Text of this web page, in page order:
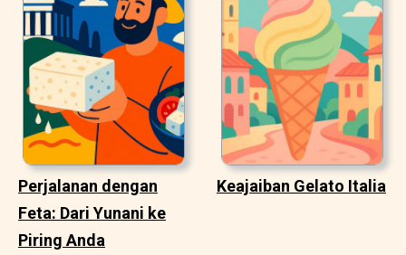
Perjalanan dengan
Feta: Dari Yunani ke
Piring Anda
Keajaiban Gelato Italia